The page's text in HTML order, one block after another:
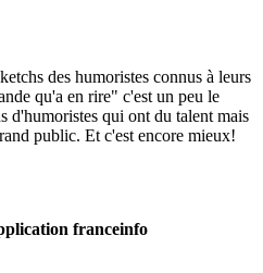
des humoristes connus à leurs
qu'a en rire" c'est un peu le
d'humoristes qui ont du talent mais
public. Et c'est encore mieux!
franceinfo